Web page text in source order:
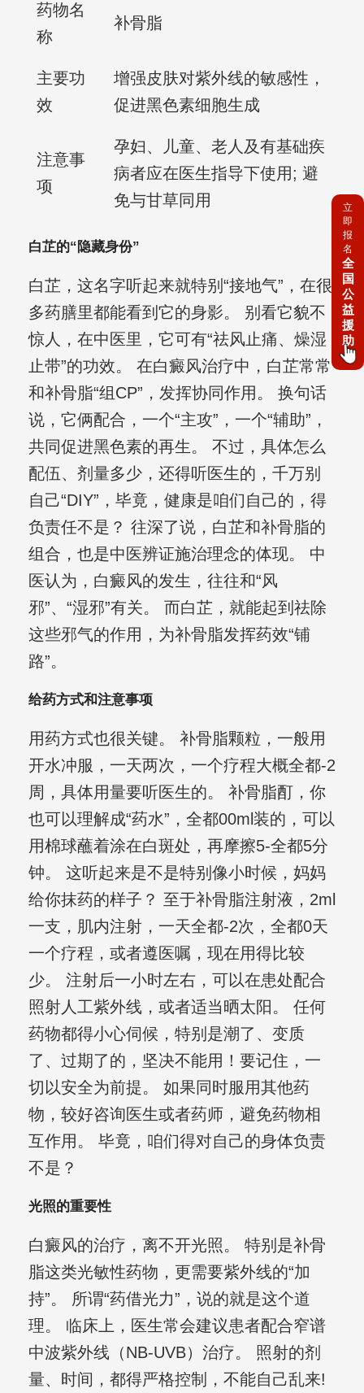
药物名
称
补骨脂
主要功
效
增强皮肤对紫外线的敏感性，
促进黑色素细胞生成
注意事
项
孕妇、儿童、老人及有基础疾
病者应在医生指导下使用; 避
免与甘草同用
白芷的“隐藏身份”
白芷，这名字听起来就特别“接地气”，在很
多药膳里都能看到它的身影。 别看它貌不
惊人，在中医里，它可有“祛风止痛、燥湿
止带”的功效。 在白癜风治疗中，白芷常常
和补骨脂“组CP”，发挥协同作用。 换句话
说，它俩配合，一个“主攻”，一个“辅助”，
共同促进黑色素的再生。 不过，具体怎么
配伍、剂量多少，还得听医生的，千万别
自己“DIY”，毕竟，健康是咱们自己的，得
负责任不是？ 往深了说，白芷和补骨脂的
组合，也是中医辨证施治理念的体现。 中
医认为，白癜风的发生，往往和“风
邪”、“湿邪”有关。 而白芷，就能起到祛除
这些邪气的作用，为补骨脂发挥药效“铺
路”。
给药方式和注意事项
用药方式也很关键。 补骨脂颗粒，一般用
开水冲服，一天两次，一个疗程大概全都-2
周，具体用量要听医生的。 补骨脂酊，你
也可以理解成“药水”，全都00ml装的，可以
用棉球蘸着涂在白斑处，再摩擦5-全都5分
钟。 这听起来是不是特别像小时候，妈妈
给你抹药的样子？ 至于补骨脂注射液，2ml
一支，肌内注射，一天全都-2次，全都0天
一个疗程，或者遵医嘱，现在用得比较
少。 注射后一小时左右，可以在患处配合
照射人工紫外线，或者适当晒太阳。 任何
药物都得小心伺候，特别是潮了、变质
了、过期了的，坚决不能用！要记住，一
切以安全为前提。 如果同时服用其他药
物，较好咨询医生或者药师，避免药物相
互作用。 毕竟，咱们得对自己的身体负责
不是？
光照的重要性
白癜风的治疗，离不开光照。 特别是补骨
脂这类光敏性药物，更需要紫外线的“加
持”。 所谓“药借光力”，说的就是这个道
理。 临床上，医生常会建议患者配合窄谱
中波紫外线（NB-UVB）治疗。 照射的剂
量、时间，都得严格控制，不能自己乱来!
立
即
报
名
全
国
公
益
援
助